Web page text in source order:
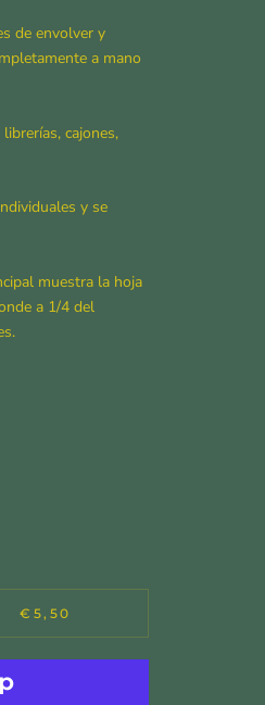
de envolver y
a mano
cajones,
y se
muestra la hoja
a 1/4 del
€5,50